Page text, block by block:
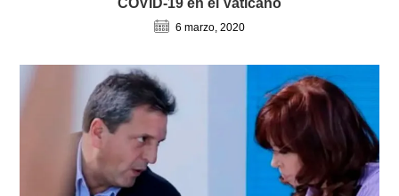
6 marzo, 2020